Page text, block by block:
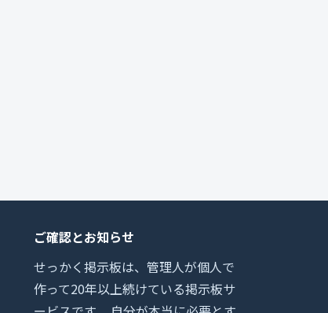
ご確認とお知らせ
せっかく掲示板は、管理人が個人で
作って20年以上続けている掲示板サ